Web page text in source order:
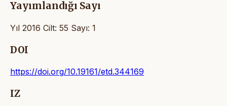
Yayımlandığı Sayı
Yıl 2016 Cilt: 55 Sayı: 1
DOI
https://doi.org/10.19161/etd.344169
IZ